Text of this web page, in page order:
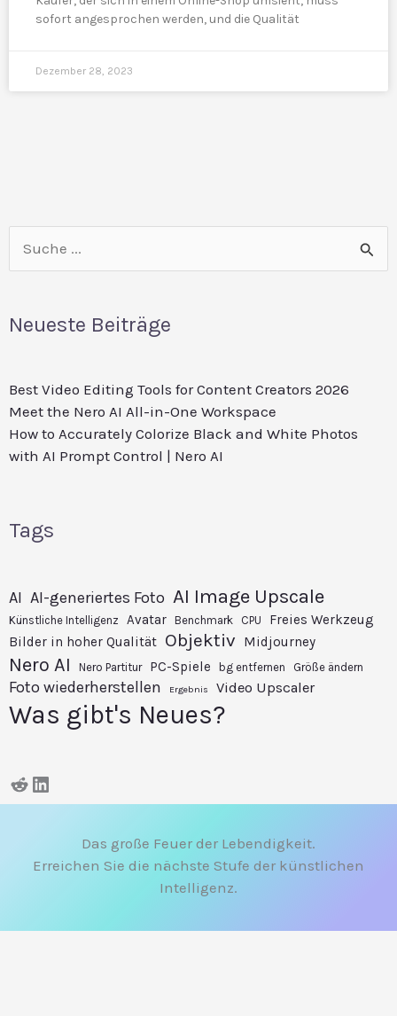
sofort angesprochen werden, und die Qualität
Dezember 28, 2023
Suchen
nach:
Neueste Beiträge
Best Video Editing Tools for Content Creators 2026
Meet the Nero AI All-in-One Workspace
How to Accurately Colorize Black and White Photos
with AI Prompt Control | Nero AI
Tags
AI AI-generiertes Foto AI Image Upscale
Künstliche Intelligenz Avatar Benchmark CPU
Freies Werkzeug
Bilder in hoher Qualität Objektiv Midjourney
Nero AI Nero Partitur PC-Spiele bg entfernen Größe ändern
Foto wiederherstellen Ergebnis Video Upscaler
Was gibt's Neues?
Das große Feuer der Lebendigkeit.
Erreichen Sie die nächste Stufe der künstlichen
Intelligenz.